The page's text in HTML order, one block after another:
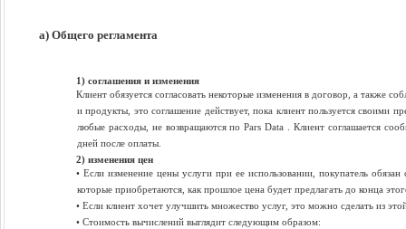
а) Общего регламента
1) соглашения и изменения
Клиент обязуется согласовать некоторые изменения в договор, а также
и продукты, это соглашение действует, пока клиент пользуется своими
любые расходы, не возвращаются по Pars Data . Клиент соглашается
дней после оплаты.
2) изменения цен
• Если изменение цены услуги при ее использовании, покупатель
которые приобретаются, как прошлое цена будет предлагать до конца
• Если клиент хочет улучшить множество услуг, это можно сделать из
• Стоимость вычислений выглядит следующим образом: